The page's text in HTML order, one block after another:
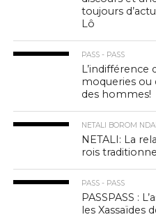
toujours
Lô
PASS - PASS
L’indifférence
moqueries ou
des hommes!
NETALI BOROM
NETALI: La
rois
PASS - PASS
PASSPASS :
les Xassaïdes